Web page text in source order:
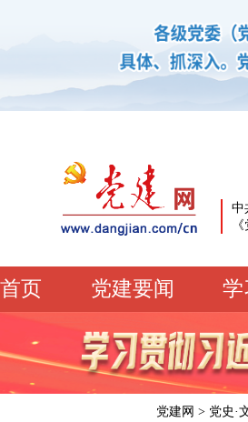
中
首页 党建要闻 学
学习语
机关党建
校园党建
党建网 > 党史·